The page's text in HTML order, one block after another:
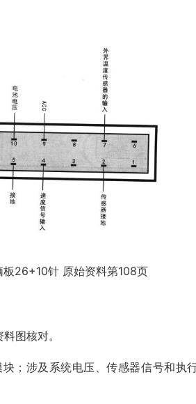
26+10针 原始资料第108页
图核对。
；涉及系统电压、传感器信号和执